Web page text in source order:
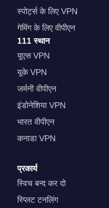
स्पोर्ट्स के लिए VPN
गेमिंग के लिए वीपीएन
111 स्थान
यूएस VPN
यूके VPN
जर्मनी वीपीएन
इंडोनेशिया VPN
भारत वीपीएन
कनाडा VPN
प्रकार्य
स्विच बन्द कर दो
स्प्लिट टनलिंग